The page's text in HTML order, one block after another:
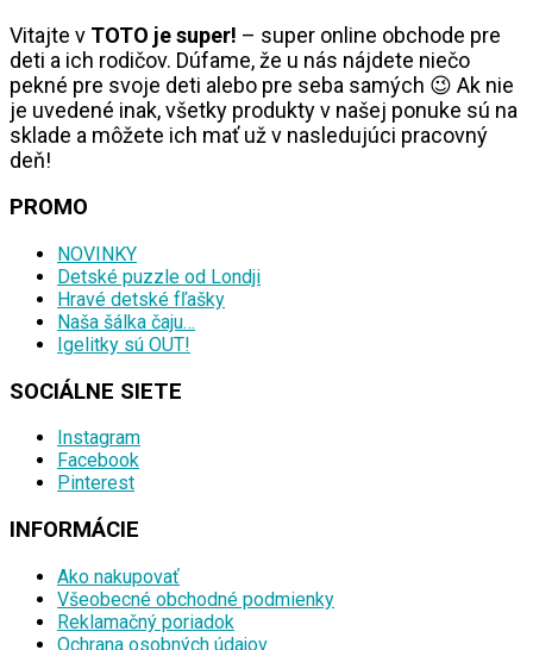
Vitajte v TOTO je super! – super online obchode pre
deti a ich rodičov. Dúfame, že u nás nájdete niečo
pekné pre svoje deti alebo pre seba samých 😉 Ak nie
je uvedené inak, všetky produkty v našej ponuke sú na
sklade a môžete ich mať už v nasledujúci pracovný
deň!
PROMO
NOVINKY
Detské puzzle od Londji
Hravé detské fľašky
Naša šálka čaju…
Igelitky sú OUT!
SOCIÁLNE SIETE
Instagram
Facebook
Pinterest
INFORMÁCIE
Ako nakupovať
Všeobecné obchodné podmienky
Reklamačný poriadok
Ochrana osobných údajov